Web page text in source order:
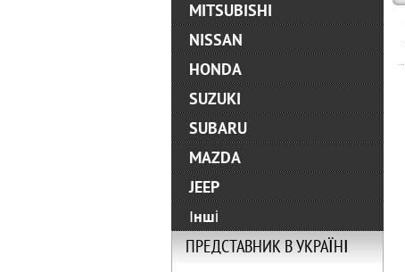
MITSUBISHI
NISSAN
HONDA
SUZUKI
SUBARU
MAZDA
JEEP
Інші
ПРЕДСТАВНИК В УКРАЇНІ